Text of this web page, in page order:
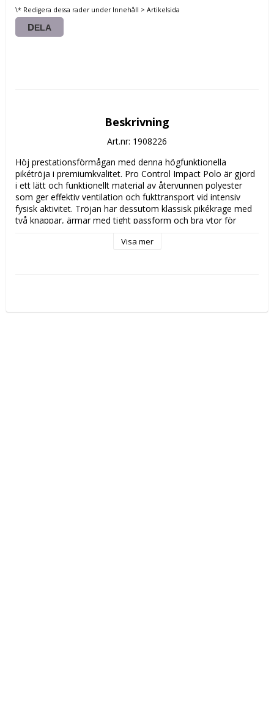
\* Redigera dessa rader under Innehåll > Artikelsida
DELA
Beskrivning
Art.nr: 1908226
Höj prestationsförmågan med denna högfunktionella
pikétröja i premiumkvalitet. Pro Control Impact Polo är gjord
i ett lätt och funktionellt material av återvunnen polyester
som ger effektiv ventilation och fukttransport vid intensiv
fysisk aktivitet. Tröjan har dessutom klassisk pikékrage med
två knappar, ärmar med tight passform och bra ytor för
Ergonomisk design och bra stretch ger utmärkt rörelsefrihet.
Visa mer